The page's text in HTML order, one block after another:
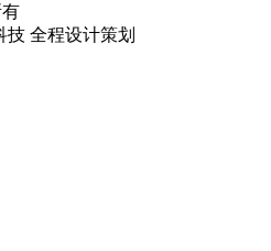
全程设计策划